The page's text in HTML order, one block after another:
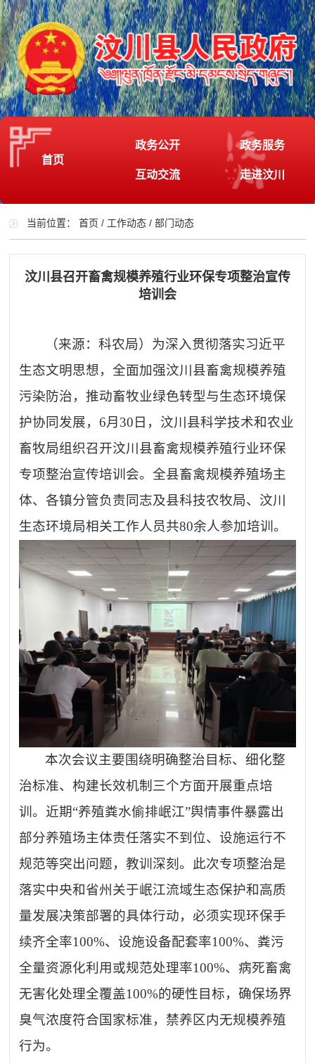
首页
政务公开 政务服务
互动交流 走进汶川
当前位置：首页 / 工作动态 /部门动态
汶川县召开畜禽规模养殖行业环保专项整治宣传
培训会
（来源：科农局）为深入贯彻落实习近平
生态文明思想，全面加强汶川县畜禽规模养殖
污染防治，推动畜牧业绿色转型与生态环境保
护协同发展，6月30日，汶川县科学技术和农业
畜牧局组织召开汶川县畜禽规模养殖行业环保
专项整治宣传培训会。全县畜禽规模养殖场主
体、各镇分管负责同志及县科技农牧局、汶川
生态环境局相关工作人员共80余人参加培训。
本次会议主要围绕明确整治目标、细化整
治标准、构建长效机制三个方面开展重点培
训。近期“养殖粪水偷排岷江”舆情事件暴露出
部分养殖场主体责任落实不到位、设施运行不
规范等突出问题，教训深刻。此次专项整治是
落实中央和省州关于岷江流域生态保护和高质
量发展决策部署的具体行动，必须实现环保手
续齐全率100%、设施设备配套率100%、粪污
全量资源化利用或规范处理率100%、病死畜禽
无害化处理全覆盖100%的硬性目标，确保场界
臭气浓度符合国家标准，禁养区内无规模养殖
行为。